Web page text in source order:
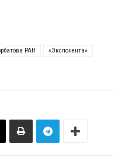
РАН
«Экспонента»